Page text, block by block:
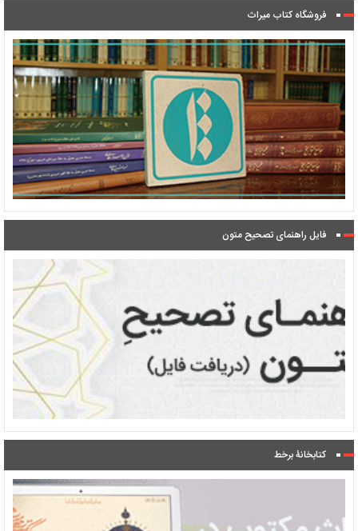
فروشگاه کتاب میراث
فایل راهنمای تصحیح متون
کتابخانۀ برخط